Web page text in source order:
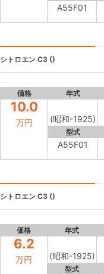
A55F01
シトロエン C3 ()
価格 年式
10.0
万円 (昭和-1925)
型式
A55F01
シトロエン C3 ()
価格 年式
6.2
万円 (昭和-1925)
型式